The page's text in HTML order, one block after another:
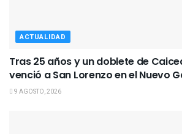
ACTUALIDAD
Tras 25 años y un doblete de
venció a San Lorenzo en el Nuevo
9 AGOSTO, 2026